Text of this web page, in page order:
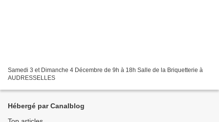
Samedi 3 et Dimanche 4 Décembre de 9h à 18h Salle de la Briquetterie à
AUDRESSELLES
Hébergé par Canalblog